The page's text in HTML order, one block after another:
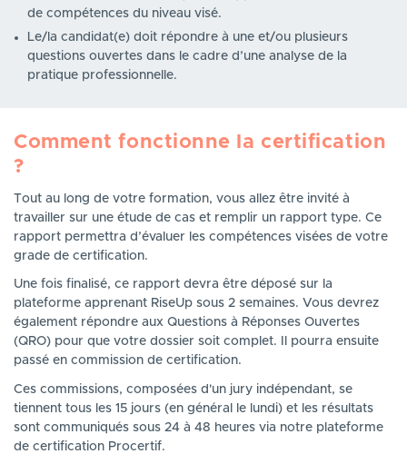
de compétences du niveau visé.
Le/la candidat(e) doit répondre à une et/ou plusieurs
questions ouvertes dans le cadre d’une analyse de la
pratique professionnelle.
Comment fonctionne la certification
?
Tout au long de votre formation, vous allez être invité à
travailler sur une étude de cas et remplir un rapport type. Ce
rapport permettra d’évaluer les compétences visées de votre
grade de certification.
Une fois finalisé, ce rapport devra être déposé sur la
plateforme apprenant RiseUp sous 2 semaines. Vous devrez
également répondre aux Questions à Réponses Ouvertes
(QRO) pour que votre dossier soit complet. Il pourra ensuite
passé en commission de certification.
Ces commissions, composées d'un jury indépendant, se
tiennent tous les 15 jours (en général le lundi) et les résultats
sont communiqués sous 24 à 48 heures via notre plateforme
de certification Procertif.